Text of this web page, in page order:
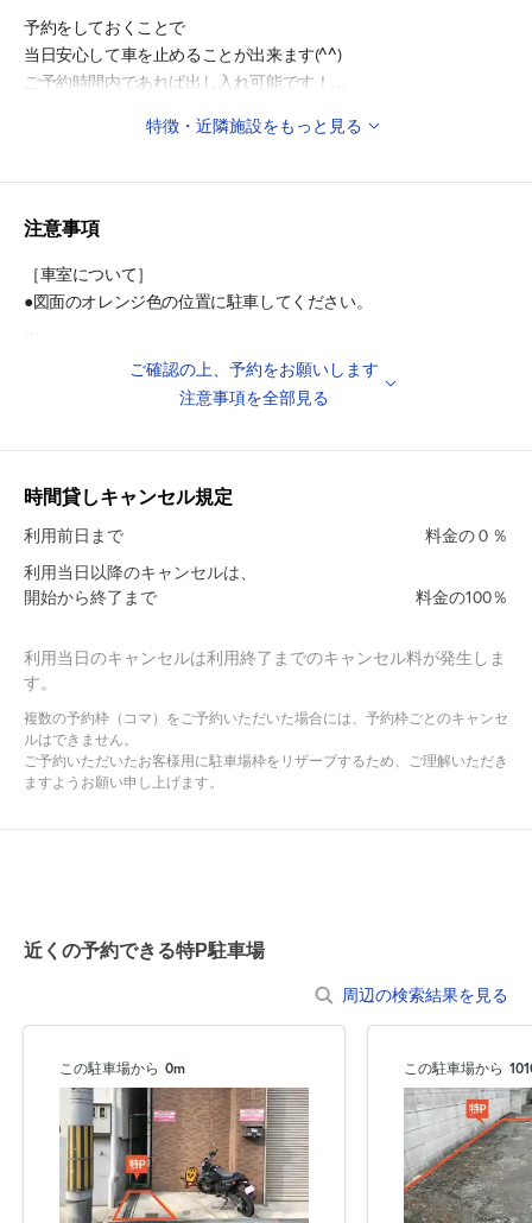
予約をしておくことで
当日安心して車を止めることが出来ます(^^)
ご予約時間内であれば出し入れ可能です！
◎周辺施設
・大阪市東部中央卸売市場 徒歩12分
◎周辺教育施設
・大阪市立東住吉中学校 徒歩14分
・大阪市立桑津小学校 徒歩14分
特徴・近隣施設をもっと見る
注意事項
［車室について］
●図面のオレンジ色の位置に駐車してください。
●グローブ等のバイク用品を置きっぱなしにしないよう、お願い致
ださい。
おります！
●表記の車室サイズは、駐車可能サイズではございません。
●駐車場内での空ぶかしやアイドリング、駐車場内で騒ぐこと、た
むろすることは絶対におやめ下さい。
●入出庫の際は歩行者等に十分お気を付けください。
ご確認の上、予約をお願いします
注意事項を全部見る
時間貸しキャンセル規定
利用前日まで
料金の０％
利用当日以降のキャンセルは、
開始から終了まで
料金の100％
利用当日のキャンセルは利用終了までのキャンセル料が発生しま
す。
複数の予約枠（コマ）をご予約いただいた場合には、予約枠ごとのキャンセ
ルはできません。
ご予約いただいたお客様用に駐車場枠をリザーブするため、ご理解いただき
ますようお願い申し上げます。
近くの予約できる特P駐車場
周辺の検索結果を見る
この駐車場から 0m この駐車場から